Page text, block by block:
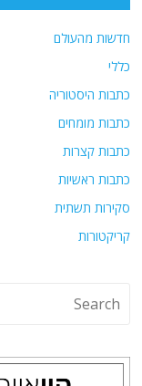
חדשות מהעולם
כללי
כתבות היסטוריה
כתבות מומחים
כתבות קצרות
כתבות ראשיות
סקירות תשתית
קריקטורות